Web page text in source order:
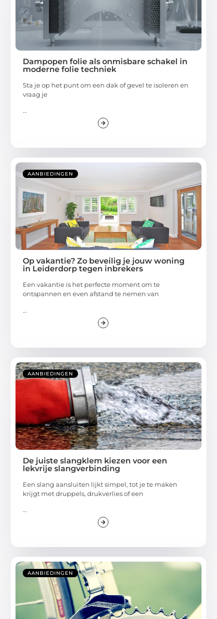
Dampopen folie als onmisbare schakel in
moderne folie techniek
Sta je op het punt om een dak of gevel te isoleren en
vraag je
...
AANBIEDINGEN
Op vakantie? Zo beveilig je jouw woning
in Leiderdorp tegen inbrekers
Een vakantie is het perfecte moment om te
ontspannen en even afstand te nemen van
...
AANBIEDINGEN
De juiste slangklem kiezen voor een
lekvrije slangverbinding
Een slang aansluiten lijkt simpel, tot je te maken
krijgt met druppels, drukverlies of een
...
AANBIEDINGEN